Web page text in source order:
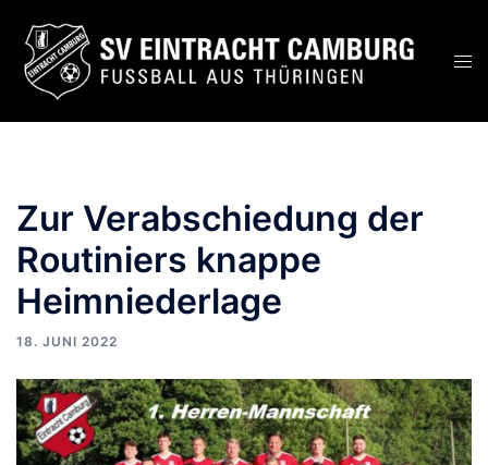
Inhalt
springen
Zur Verabschiedung der
Routiniers knappe
Heimniederlage
18. JUNI 2022